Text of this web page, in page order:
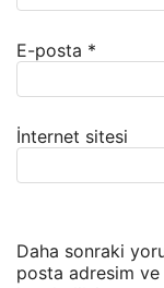
E-posta *
İnternet sitesi
Daha sonraki
posta adresim ve